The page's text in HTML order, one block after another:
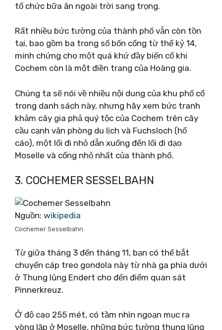
tổ chức bữa ăn ngoài trời sang trọng.
Rất nhiều bức tường của thành phố vẫn còn tồn
tại, bao gồm ba trong số bốn cổng từ thế kỷ 14,
minh chứng cho một quá khứ đầy biến cố khi
Cochem còn là một điền trang của Hoàng gia.
Chúng ta sẽ nói về nhiều nội dung của khu phố cổ
trong danh sách này, nhưng hãy xem bức tranh
khảm cây gia phả quý tộc của Cochem trên cây
cầu cạnh văn phòng du lịch và Fuchsloch (hố
cáo), một lối đi nhỏ dẫn xuống đến lối đi dạo
Moselle và cổng nhỏ nhất của thành phố.
3. COCHEMER SESSELBAHN
Nguồn: wikipedia
Cochemer Sesselbahn
Từ giữa tháng 3 đến tháng 11, bạn có thể bắt
chuyến cáp treo gondola này từ nhà ga phía dưới
ở Thung lũng Endert cho đến điểm quan sát
Pinnerkreuz.
Ở độ cao 255 mét, có tầm nhìn ngoạn mục ra
vòng lặp ở Moselle, những bức tường thung lũng